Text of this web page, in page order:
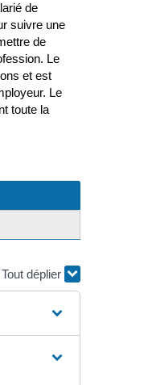
de
suivre une
de
Le
et est
Le
toute la
Tout déplier